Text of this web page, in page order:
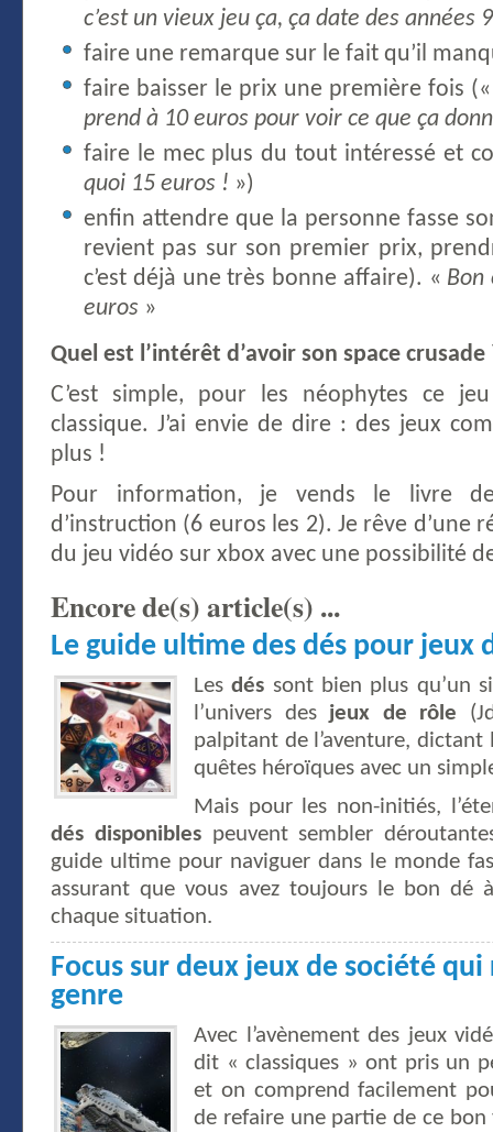
c’est un vieux jeu ça, ça date des années
faire une remarque sur le fait qu’il
faire baisser le prix une première fois
prend à 10 euros pour voir ce que ça
faire le mec plus du tout intéressé et
quoi 15 euros ! »)
enfin attendre que la personne fasse
revient pas sur son premier prix,
c’est déjà une très bonne affaire). « Bon
euros »
Quel est l’intérêt d’avoir son space crusade
C’est simple, pour les néophytes ce
classique. J’ai envie de dire : des jeux
plus !
Pour information, je vends le livre
d’instruction (6 euros les 2). Je rêve d’une
du jeu vidéo sur xbox avec une possibilité
Encore de(s) article(s) ...
Le guide ultime des dés pour jeux
Lesdés sont bien plus qu’un
l’univers des jeux de rôle
palpitant de l’aventure, dictant
quêtes héroïques avec un
Mais pour les non-initiés,
dés disponiblespeuvent sembler
guide ultime pour naviguer dans le monde
assurant que vous avez toujours le bon dé
chaque situation.
Focus sur deux jeux de société
genre
Avec l’avènement des jeux
dit « classiques » ont pris un
et on comprend facilement
de refaire une partie de ce